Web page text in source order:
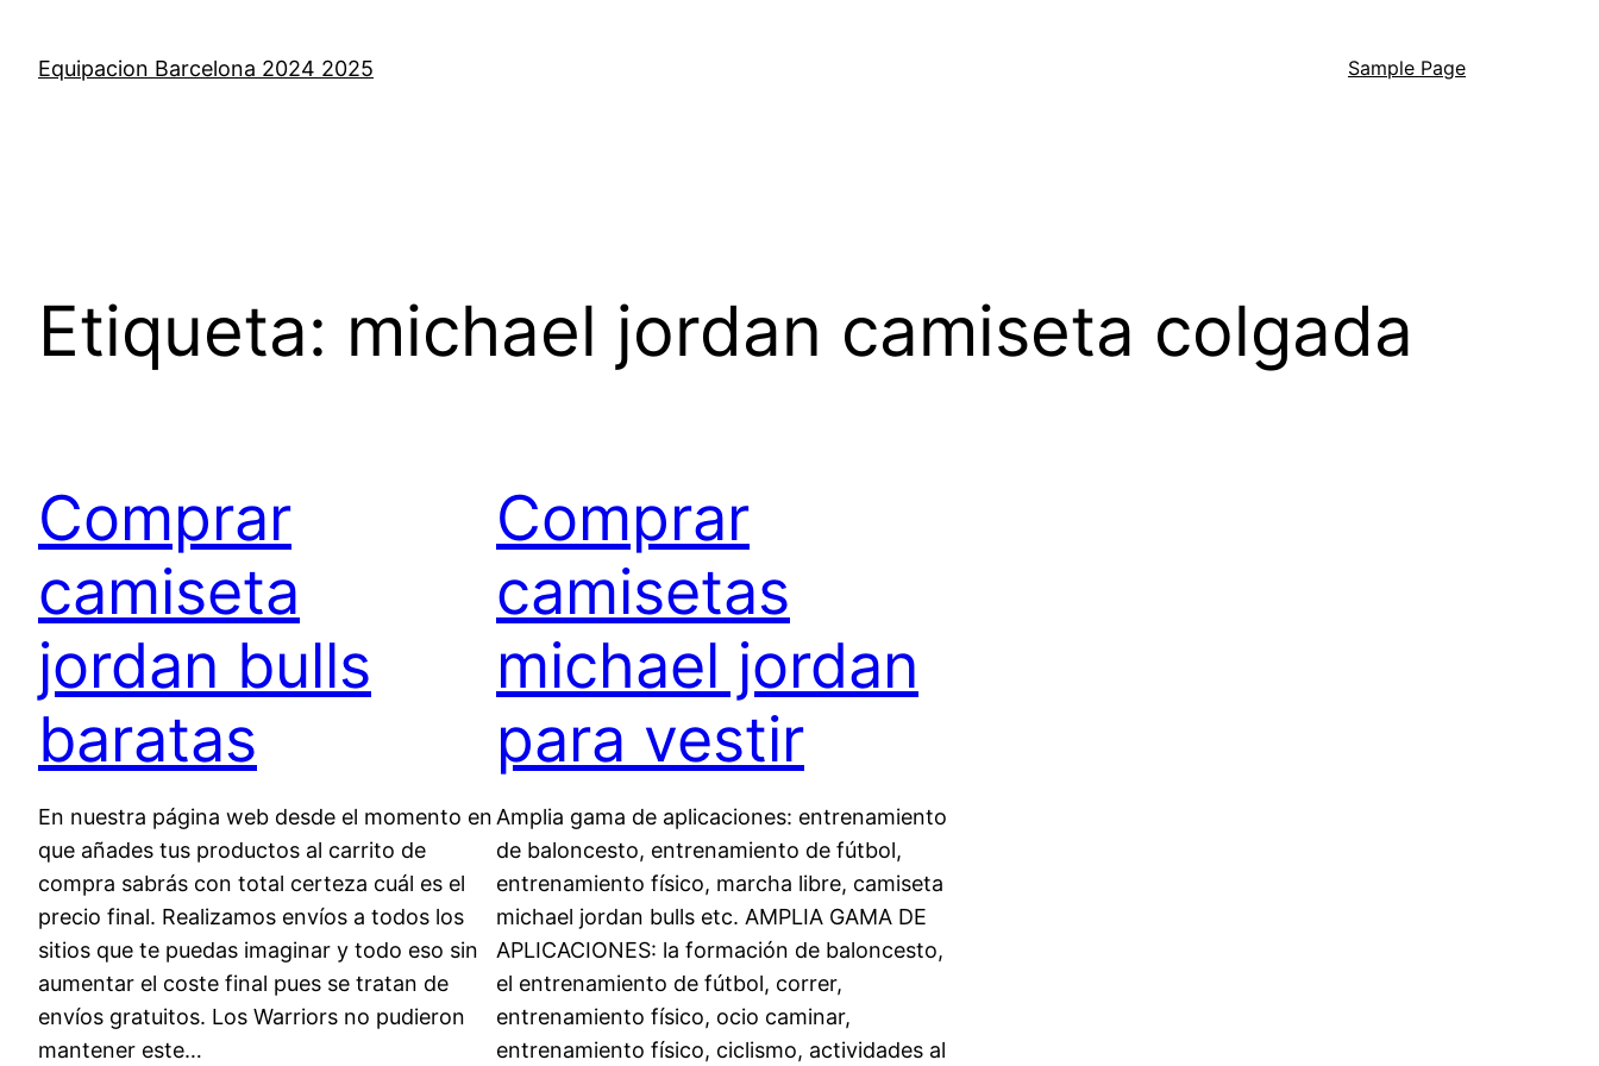
contenido
Equipacion Barcelona 2024 2025 Sample Page
Etiqueta: michael jordan camiseta colgada
Comprar
camiseta
jordan bulls
baratas
En nuestra página web desde el momento en
que añades tus productos al carrito de
compra sabrás con total certeza cuál es el
precio final. Realizamos envíos a todos los
sitios que te puedas imaginar y todo eso sin
aumentar el coste final pues se tratan de
envíos gratuitos. Los Warriors no pudieron
mantener este…
Comprar
camisetas
michael jordan
para vestir
Amplia gama de aplicaciones: entrenamiento
de baloncesto, entrenamiento de fútbol,
entrenamiento físico, marcha libre, camiseta
michael jordan bulls etc. AMPLIA GAMA DE
APLICACIONES: la formación de baloncesto,
el entrenamiento de fútbol, correr,
entrenamiento físico, ocio caminar,
entrenamiento físico, ciclismo, actividades al